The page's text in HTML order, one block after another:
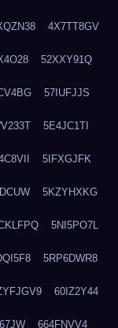
4X7TT8GV
52XXY91Q
57IUFJJS
5E4JC1TI
5IFXGJFK
5KZYHXKG
5NI5PO7L
5RP6DWR8
60IZ2Y44
664FNVV4